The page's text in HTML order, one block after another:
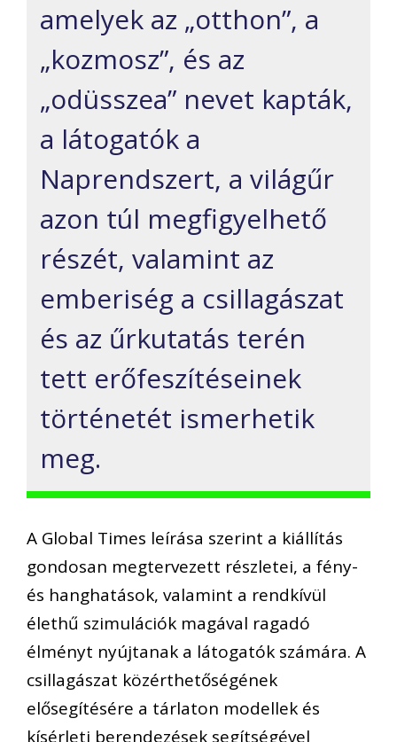
amelyek az „otthon”, a
„kozmosz”, és az
„odüsszea” nevet kapták,
a látogatók a
Naprendszert, a világűr
azon túl megfigyelhető
részét, valamint az
emberiség a csillagászat
és az űrkutatás terén
tett erőfeszítéseinek
történetét ismerhetik
meg.
A Global Times leírása szerint a kiállítás
gondosan megtervezett részletei, a fény-
és hanghatások, valamint a rendkívül
élethű szimulációk magával ragadó
élményt nyújtanak a látogatók számára. A
csillagászat közérthetőségének
elősegítésére a tárlaton modellek és
kísérleti berendezések segítségével